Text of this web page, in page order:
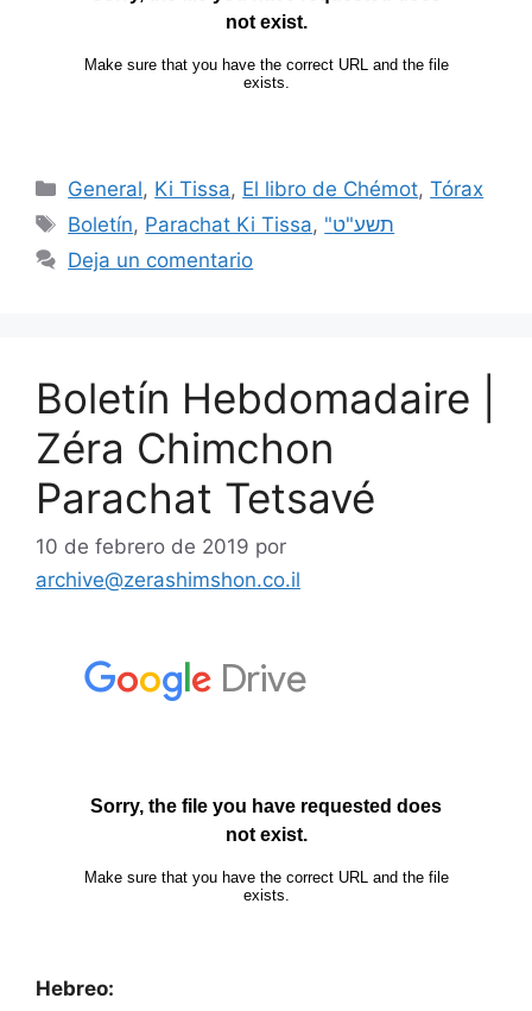
General, Ki Tissa, El libro de Chémot,Tórax
Boletín, Parachat Ki Tissa,
"תשע"ט
Deja un comentario
Boletín Hebdomadaire |
Zéra Chimchon
Parachat Tetsavé
10 de febrero de 2019 por
archive@zerashimshon.co.il
Hebreo: